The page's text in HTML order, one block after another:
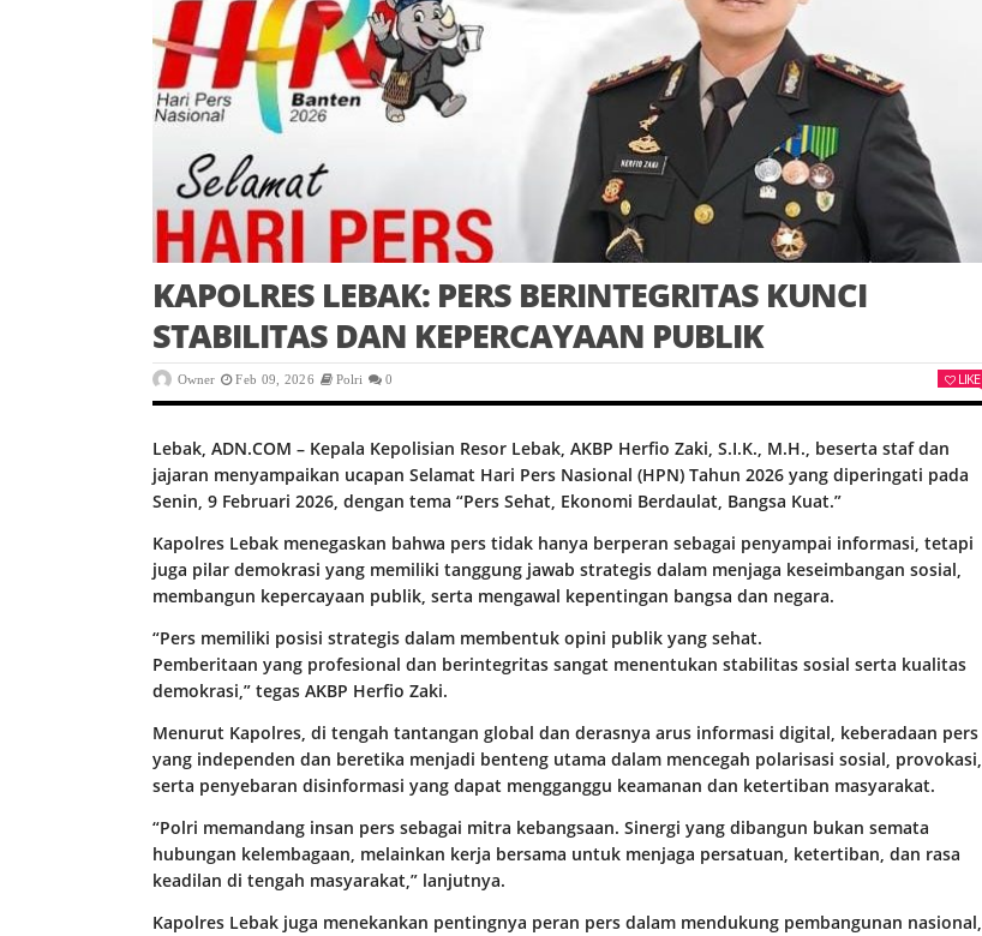
KAPOLRES LEBAK: PERS BERINTEGRITAS KUNCI
STABILITAS DAN KEPERCAYAAN PUBLIK
Owner Feb 09, 2026 Polri 0 LIKE
Lebak, ADN.COM – Kepala Kepolisian Resor Lebak, AKBP Herfio Zaki, S.I.K., M.H., beserta staf dan
jajaran menyampaikan ucapan Selamat Hari Pers Nasional (HPN) Tahun 2026 yang diperingati pada
Senin, 9 Februari 2026, dengan tema “Pers Sehat, Ekonomi Berdaulat, Bangsa Kuat.”
Kapolres Lebak menegaskan bahwa pers tidak hanya berperan sebagai penyampai informasi, tetapi
juga pilar demokrasi yang memiliki tanggung jawab strategis dalam menjaga keseimbangan sosial,
membangun kepercayaan publik, serta mengawal kepentingan bangsa dan negara.
“Pers memiliki posisi strategis dalam membentuk opini publik yang sehat.
Pemberitaan yang profesional dan berintegritas sangat menentukan stabilitas sosial serta kualitas
demokrasi,” tegas AKBP Herfio Zaki.
Menurut Kapolres, di tengah tantangan global dan derasnya arus informasi digital, keberadaan pers
yang independen dan beretika menjadi benteng utama dalam mencegah polarisasi sosial, provokasi,
serta penyebaran disinformasi yang dapat mengganggu keamanan dan ketertiban masyarakat.
“Polri memandang insan pers sebagai mitra kebangsaan. Sinergi yang dibangun bukan semata
hubungan kelembagaan, melainkan kerja bersama untuk menjaga persatuan, ketertiban, dan rasa
keadilan di tengah masyarakat,” lanjutnya.
Kapolres Lebak juga menekankan pentingnya peran pers dalam mendukung pembangunan nasional,